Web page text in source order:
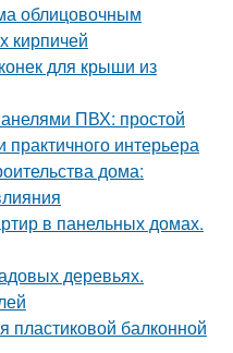
облицовочным
кирпичей
для крыши из
ПВХ: простой
практичного интерьера
дома:
в панельных домах.
деревьях.
пластиковой балконной